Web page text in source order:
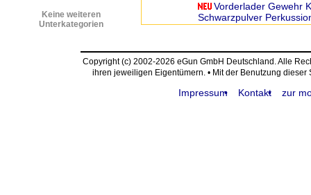
Keine weiteren
Unterkategorien
Vorderlader Gewehr
Schwarzpulver
Copyright (c) 2002-2026 eGun GmbH Deutschland. Alle
ihren jeweiligen Eigentümern. • Mit der Benutzung
Impressum Kontakt zur